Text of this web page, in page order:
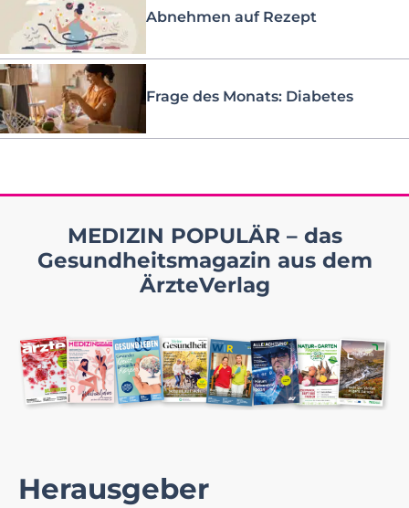
Abnehmen auf Rezept
Frage des Monats: Diabetes
MEDIZIN POPULÄR – das
Gesundheitsmagazin aus dem
ÄrzteVerlag
Herausgeber